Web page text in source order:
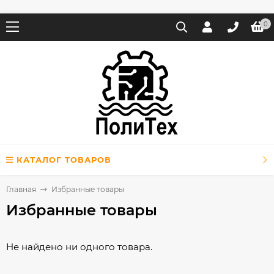
0
КАТАЛОГ ТОВАРОВ
Главная Избранные товары
Избранные товары
Не найдено ни одного товара.